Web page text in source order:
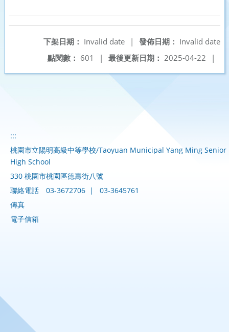
發佈日期： Invalid date
下架日期： Invalid date
|
最後更新日期： 2025-04-22 |
點閱數： 601 |
:::
桃園市立陽明高級中等學校/Taoyuan Municipal Yang Ming Senior
High School
330 桃園市桃園區德壽街八號
聯絡電話
03-3672706 |
03-3645761
傳真
電子信箱